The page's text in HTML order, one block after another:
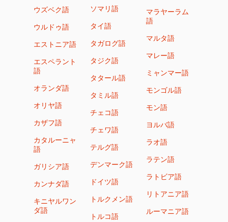
ウズベク語
ウルドゥ語
エストニア語
エスペラント
語
オランダ語
オリヤ語
カザフ語
カタルーニャ
語
ガリシア語
カンナダ語
キニヤルワン
ダ語
ソマリ語
タイ語
タガログ語
タジク語
タタール語
タミル語
チェコ語
チェワ語
テルグ語
デンマーク語
ドイツ語
トルクメン語
トルコ語
マラヤーラム
語
マルタ語
マレー語
ミャンマー語
モンゴル語
モン語
ヨルバ語
ラオ語
ラテン語
ラトビア語
リトアニア語
ルーマニア語